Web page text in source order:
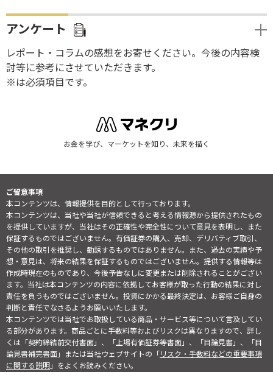
アンケート
レポート・コラムの感想をお寄せください。今後の内容検
討等に参考にさせていただきます。
※は必須項目です。
お金を学び、マーケットを知り、未来を描く
ご留意事項
本コンテンツは、情報提供を目的として行っております。
本コンテンツは、当社や当社が信頼できると考える情報源から提供されたもの
を提供していますが、当社はその正確性や完全性について意見を表明し、また
保証するものではございません。有価証券の購入、売却、デリバティブ取引、
その他の取引を推奨し、勧誘するものではありません。また、過去の実績や予
想・意見は、将来の結果を保証するものではございません。提供する情報等は
作成時現在のものであり、今後予告なしに変更または削除されることがござい
ます。当社は本コンテンツの内容に依拠してお客様が取った行動の結果に対し
責任を負うものではございません。投資にかかる最終決定は、お客様ご自身の
判断と責任でなさるようお願いいたします。
本コンテンツでは当社でお取扱している商品・サービス等について言及してい
る部分があります。商品ごとに手数料等およびリスクは異なりますので、詳し
くは「契約締結前交付書面」、「上場有価証券等書面」、「目論見書」、「目
論見書補完書面」または当社ウェブサイトの「リスク・手数料などの重要事項
に関する説明」をよくお読みください。